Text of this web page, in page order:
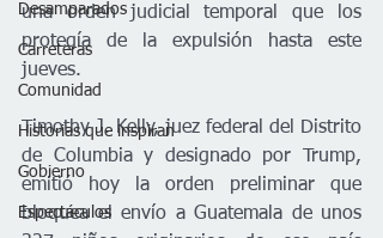
Desamparados
Carreteras
Comunidad
Historias que inspiran
Gobierno
Espectáculos
una orden judicial temporal que los
protegía de la expulsión hasta este
jueves.
Timothy J. Kelly, juez federal del Distrito
de Columbia y designado por Trump,
emitió hoy la orden preliminar que
bloquea el envío a Guatemala de unos